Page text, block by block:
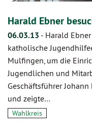
Harald Ebner
06.03.13 - Harald
katholische
Mulfingen, um die
Jugendlichen und
Geschäftsführer
und zeigte…
Wahlkreis